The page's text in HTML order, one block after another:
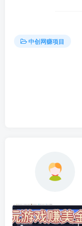
中创网赚项目